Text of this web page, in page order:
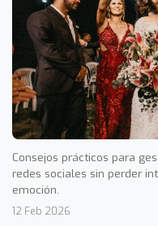
Consejos prácticos para
redes sociales sin perder
emoción.
12 Feb 2026